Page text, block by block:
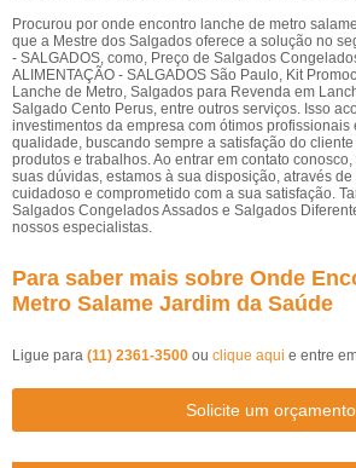
Procurou por onde encontro lanche de metro
que a Mestre dos Salgados oferece a solução no
- SALGADOS, como, Preço de Salgados
ALIMENTAÇÃO - SALGADOS São Paulo, Kit
Lanche de Metro, Salgados para Revenda em
Salgado Cento Perus, entre outros serviços. Isso
investimentos da empresa com ótimos profissionais
qualidade, buscando sempre a satisfação do
produtos e trabalhos. Ao entrar em contato
suas dúvidas, estamos à sua disposição, através
cuidadoso e comprometido com a sua satisfação.
Salgados Congelados Assados e Salgados
nossos especialistas.
Para saber mais sobre Onde
Metro Salame Jardim da Saúde
Ligue para (11) 2361-3500 ou clique aqui e entre
Solicite um orçamento